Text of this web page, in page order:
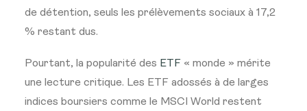
de détention, seuls les prélèvements sociaux à 17,2
% restant dus.
Pourtant, la popularité des ETF « monde » mérite
une lecture critique. Les ETF adossés à de larges
indices boursiers comme le MSCI World restent